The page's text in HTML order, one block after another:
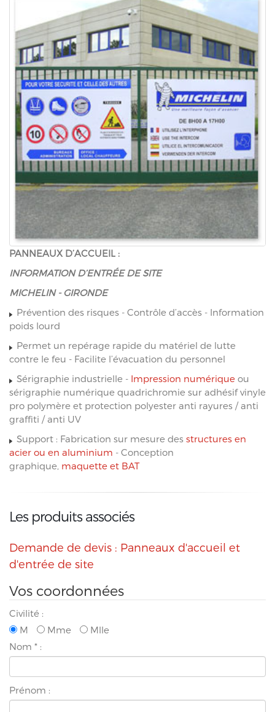
PANNEAUX D’ACCUEIL :
INFORMATION D’ENTRÉE DE SITE
MICHELIN - GIRONDE
Prévention des risques - Contrôle d’accès - Information
poids lourd
Permet un repérage rapide du matériel de lutte
contre le feu - Facilite l’évacuation du personnel
Sérigraphie industrielle - Impression numérique ou
sérigraphie numérique quadrichromie sur adhésif vinyle
pro polymère et protection polyester anti rayures / anti
graffiti / anti UV
Support : Fabrication sur mesure des structures en
acier ou en aluminium - Conception
graphique, maquette et BAT
Les produits associés
Demande de devis : Panneaux d'accueil et
d'entrée de site
Vos coordonnées
Civilité :
M
Mme
Mlle
Nom * :
Prénom :